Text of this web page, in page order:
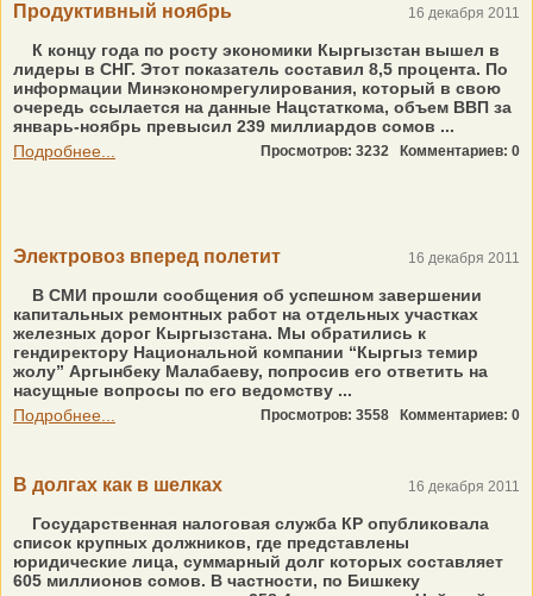
Продуктивный ноябрь 16 декабря 2011
К концу года по росту экономики Кыргызстан вышел в
лидеры в СНГ. Этот показатель составил 8,5 процента. По
информации Минэкономрегулирования, который в свою
очередь ссылается на данные Нацстаткома, объем ВВП за
январь-ноябрь превысил 239 миллиардов сомов ...
Подробнее...
Просмотров: 3232 Комментариев: 0
Электровоз вперед полетит 16 декабря 2011
В СМИ прошли сообщения об успешном завершении
капитальных ремонтных работ на отдельных участках
железных дорог Кыргызстана. Мы обратились к
гендиректору Национальной компании “Кыргыз темир
жолу” Аргынбеку Малабаеву, попросив его ответить на
насущные вопросы по его ведомству ...
Подробнее...
Просмотров: 3558 Комментариев: 0
В долгах как в шелках 16 декабря 2011
Государственная налоговая служба КР опубликовала
список крупных должников, где представлены
юридические лица, суммарный долг которых составляет
605 миллионов сомов. В частности, по Бишкеку